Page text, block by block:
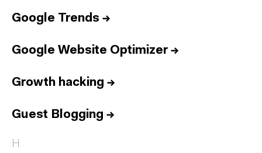
Google Trends →
Google Website Optimizer→
Growth hacking →
Guest Blogging →
H